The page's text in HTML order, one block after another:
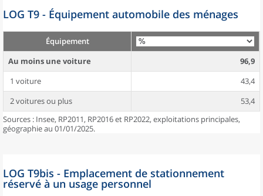
LOG T9 - Équipement automobile des ménages
Équipement
Au moins une voiture
96,9
1 voiture
43,4
2 voitures ou plus
53,4
Sources : Insee, RP2011, RP2016 et RP2022, exploitations principales,
géographie au 01/01/2025.
LOG T9bis - Emplacement de stationnement
réservé à un usage personnel